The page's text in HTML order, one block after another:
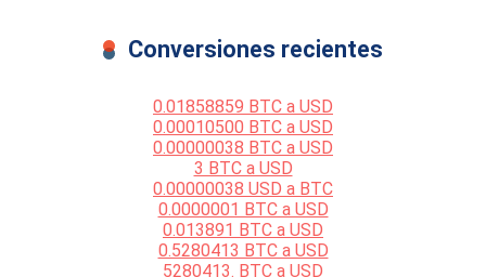
Conversiones recientes
0.01858859 BTC a USD
0.00010500 BTC a USD
0.00000038 BTC a USD
3 BTC a USD
0.00000038 USD a BTC
0.0000001 BTC a USD
0.013891 BTC a USD
0.5280413 BTC a USD
5280413. BTC a USD